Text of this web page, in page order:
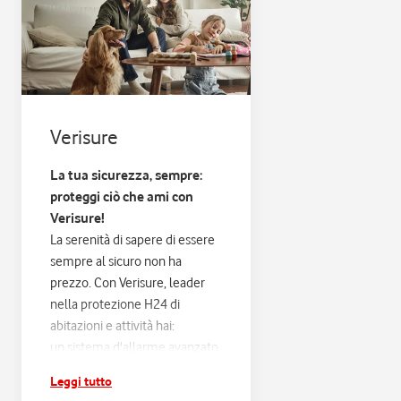
Verisure
La tua sicurezza, sempre:
proteggi ciò che ami con
Verisure!
La serenità di sapere di essere
sempre al sicuro non ha
prezzo. Con Verisure, leader
nella protezione H24 di
abitazioni e attività hai:
un sistema d'allarme avanzato,
e connesso alla Centrale
Leggi tutto